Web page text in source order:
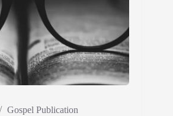
Gospel Publication